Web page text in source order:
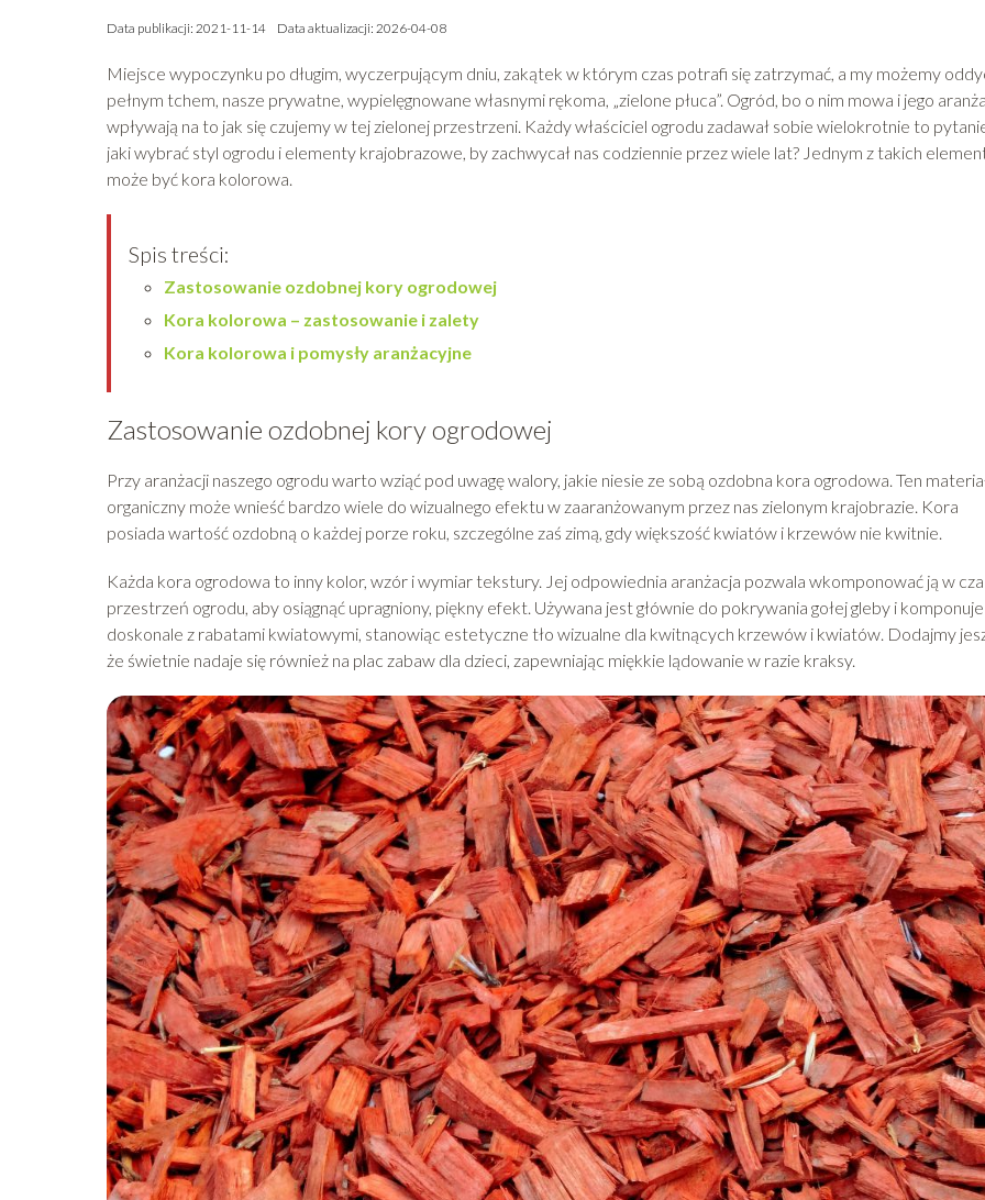
Data publikacji: 2021-11-14 Data aktualizacji: 2026-04-08
Miejsce wypoczynku po długim, wyczerpującym dniu, zakątek w którym czas potrafi się zatrzymać, a my możemy
pełnym tchem, nasze prywatne, wypielęgnowane własnymi rękoma, „zielone płuca”. Ogród, bo o nim mowa i jego
wpływają na to jak się czujemy w tej zielonej przestrzeni. Każdy właściciel ogrodu zadawał sobie wielokrotnie to
jaki wybrać styl ogrodu i elementy krajobrazowe, by zachwycał nas codziennie przez wiele lat? Jednym z takich
może być kora kolorowa.
Spis treści:
Zastosowanie ozdobnej kory ogrodowej
Kora kolorowa – zastosowanie i zalety
Kora kolorowa i pomysły aranżacyjne
Zastosowanie ozdobnej kory ogrodowej
Przy aranżacji naszego ogrodu warto wziąć pod uwagę walory, jakie niesie ze sobą ozdobna kora ogrodowa. Ten
organiczny może wnieść bardzo wiele do wizualnego efektu w zaaranżowanym przez nas zielonym krajobrazie. Kora
posiada wartość ozdobną o każdej porze roku, szczególne zaś zimą, gdy większość kwiatów i krzewów nie kwitnie.
Każda kora ogrodowa to inny kolor, wzór i wymiar tekstury. Jej odpowiednia aranżacja pozwala wkomponować ją w
przestrzeń ogrodu, aby osiągnąć upragniony, piękny efekt. Używana jest głównie do pokrywania gołej gleby i
doskonale z rabatami kwiatowymi, stanowiąc estetyczne tło wizualne dla kwitnących krzewów i kwiatów. Dodajmy
że świetnie nadaje się również na plac zabaw dla dzieci, zapewniając miękkie lądowanie w razie kraksy.